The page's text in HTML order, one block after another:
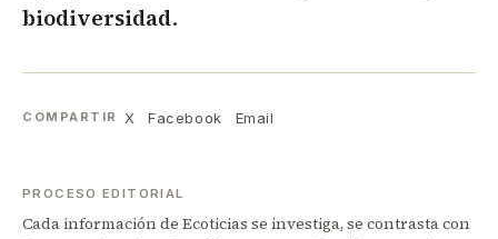
biodiversidad.
COMPARTIR X Facebook Email
PROCESO EDITORIAL
Cada información de Ecoticias se investiga, se contrasta con